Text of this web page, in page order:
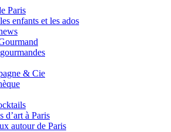
Paris
enfants et les ados
& Cie
d’art à Paris
autour de Paris